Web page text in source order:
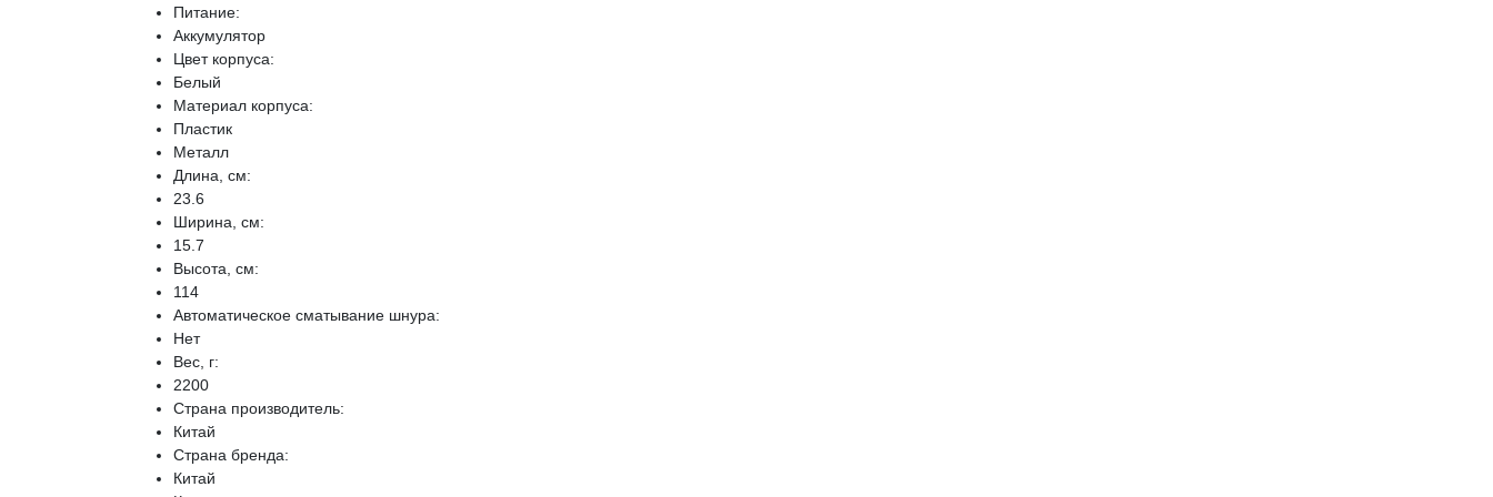
Питание:
Аккумулятор
Цвет корпуса:
Белый
Материал корпуса:
Пластик
Металл
Длина, см:
23.6
Ширина, см:
15.7
Высота, см:
114
Автоматическое сматывание шнура:
Нет
Вес, г:
2200
Страна производитель:
Китай
Страна бренда:
Китай